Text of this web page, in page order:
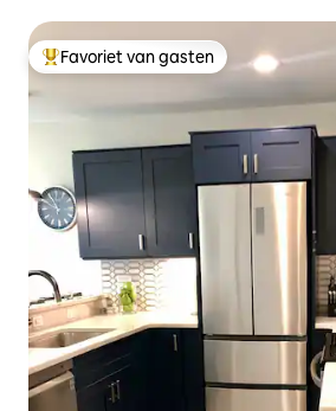
Topfavoriet van gasten
Favoriet van gasten